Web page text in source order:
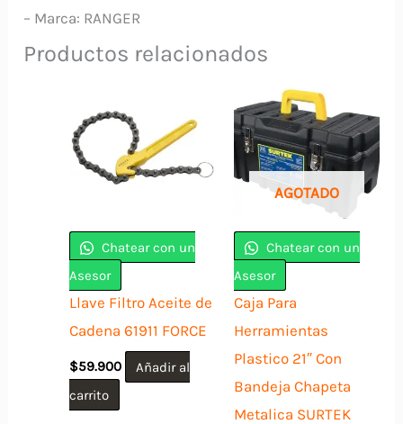
– Marca: RANGER
Productos relacionados
Chatear con un
Asesor
Llave Filtro Aceite de
Cadena 61911 FORCE
$59.900
Añadir al
carrito
AGOTADO
Chatear con un
Asesor
Caja Para
Herramientas
Plastico 21″ Con
Bandeja Chapeta
Metalica SURTEK